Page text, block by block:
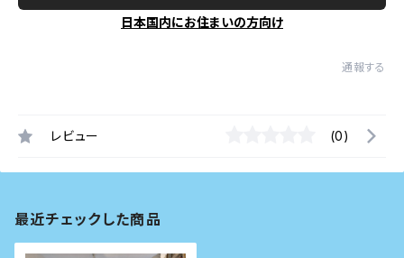
日本国内にお住まいの方向け
通報する
レビュー (0)
最近チェックした商品